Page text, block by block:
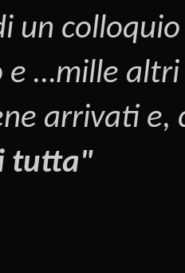
un
e …mille
arrivati e,
tutta"